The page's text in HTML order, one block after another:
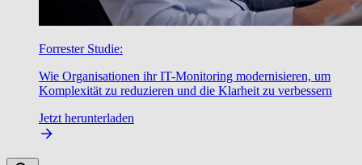
Forrester Studie:
Wie Organisationen ihr IT-Monitoring modernisieren, um
Komplexität zu reduzieren und die Klarheit zu verbessern
Jetzt herunterladen